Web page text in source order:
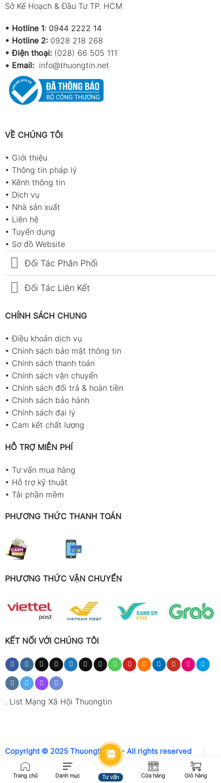
Sở Kế Hoạch & Đầu Tư TP. HCM
• Hotline 1: 0944 2222 14
• Hotline 2: 0928 218 268
• Điện thoại: (028) 66 505 111
• Email: info@thuongtin.net
VỀ CHÚNG TÔI
• Giới thiệu
• Thông tin pháp lý
• Kênh thông tin
• Dịch vụ
• Nhà sản xuất
• Liên hệ
• Tuyển dụng
• Sơ đồ Website
Đối Tác Phân Phối
Đối Tác Liên Kết
CHÍNH SÁCH CHUNG
•Điều khoản dịch vụ
• Chính sách bảo mật thông tin
• Chính sách thanh toán
• Chính sách vận chuyển
• Chính sách đổi trả & hoàn tiền
• Chính sách bảo hành
• Chính sách đại lý
• Cam kết chất lượng
HỖ TRỢ MIỄN PHÍ
• Tư vấn mua hàng
• Hỗ trợ kỹ thuật
• Tải phần mềm
PHƯƠNG THỨC THANH TOÁN
PHƯƠNG THỨC VẬN CHUYỂN
KẾT NỐI VỚI CHÚNG TÔI
. List Mạng Xã Hội Thuongtin
Copyright © 2025 Thuongtin.net - All rights reserved
Trang chủ Danh mục Tư vấn Cửa hàng Giỏ hàng